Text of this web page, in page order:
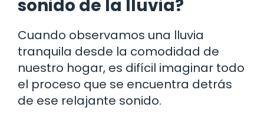
sonido de la lluvia?
Cuando observamos una lluvia
tranquila desde la comodidad de
nuestro hogar, es difícil imaginar todo
el proceso que se encuentra detrás
de ese relajante sonido.